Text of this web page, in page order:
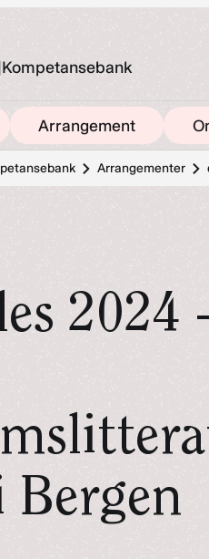
Kompetansebank
Arrangement
Arrangementer
2024
Bergen